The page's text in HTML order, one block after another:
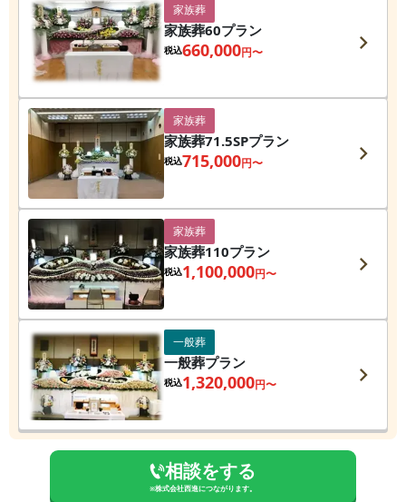
家族葬
家族葬60プラン
税込660,000円〜
家族葬
家族葬71.5SPプラン
税込715,000円〜
家族葬
家族葬110プラン
税込1,100,000円〜
一般葬
一般葬プラン
税込1,320,000円〜
相談をする
※株式会社西進につながります。